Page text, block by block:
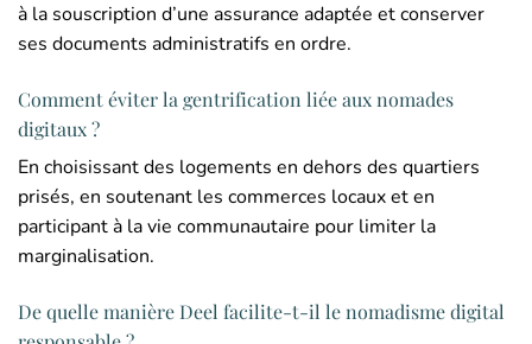
à la souscription d’une assurance adaptée et conserver
ses documents administratifs en ordre.
Comment éviter la gentrification liée aux nomades
digitaux ?
En choisissant des logements en dehors des quartiers
prisés, en soutenant les commerces locaux et en
participant à la vie communautaire pour limiter la
marginalisation.
De quelle manière Deel facilite-t-il le nomadisme digital